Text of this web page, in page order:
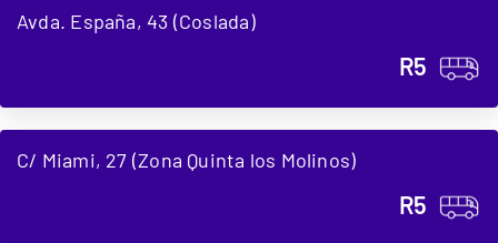
Avda. España, 43 (Coslada)
R5
C/ Miami, 27 (Zona Quinta los Molinos)
R5